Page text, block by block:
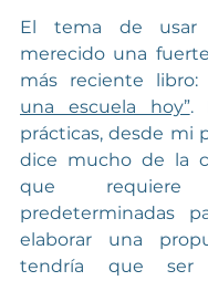
El tema de usar
merecido una
más reciente libro:
una escuela hoy”.
prácticas, desde mi
dice mucho de la
que requiere
predeterminadas
elaborar una
tendría que ser